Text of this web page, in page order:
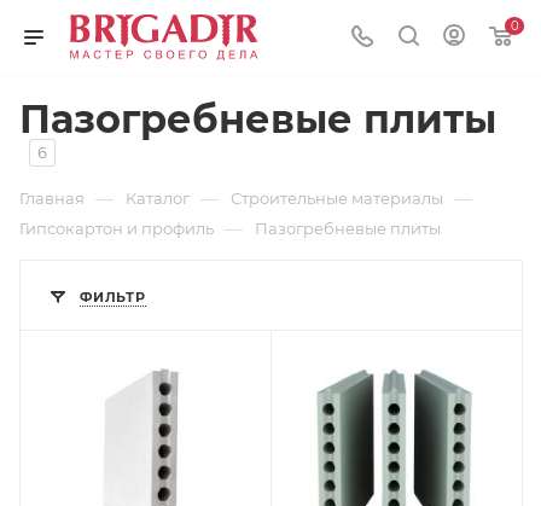
0
Пазогребневые плиты
6
Главная — Каталог — Строительные материалы —
Гипсокартон и профиль — Пазогребневые плиты
ФИЛЬТР